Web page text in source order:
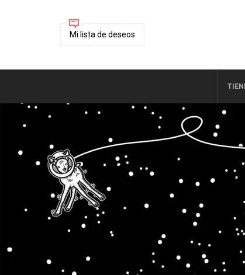
Mi lista de deseos